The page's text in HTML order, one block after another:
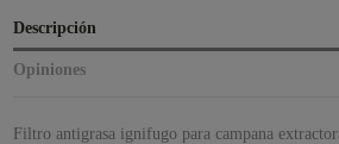
Descripción
Opiniones
Filtro antigrasa ignifugo para campana